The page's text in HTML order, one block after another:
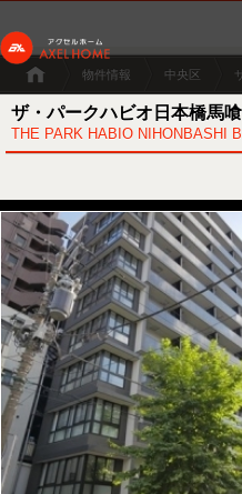
物件情報 中央区
ザ・パークハビオ日本橋馬
THE PARK HABIO NIHONBASHI